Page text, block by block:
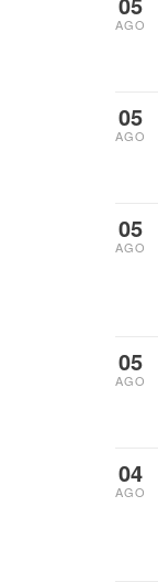
AGO
05
AGO
05
AGO
05
AGO
04
AGO